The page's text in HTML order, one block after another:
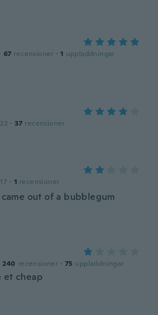
· 67 recensioner · 1 uppladdningar
· 37 recensioner
· 1 recensioner
out of a bubblegum
240 recensioner · 75 uppladdningar
et cheap